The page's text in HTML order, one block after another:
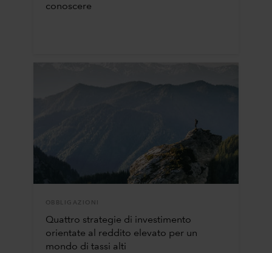
conoscere
OBBLIGAZIONI
Quattro strategie di investimento
orientate al reddito elevato per un
mondo di tassi alti